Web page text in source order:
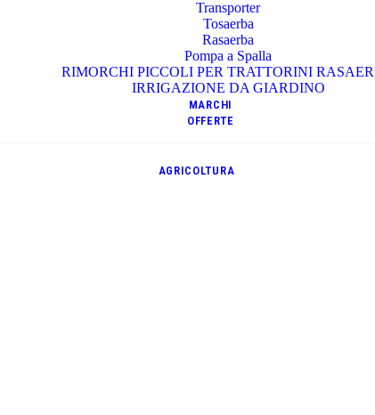
Transporter
Tosaerba
Rasaerba
Pompa a Spalla
RIMORCHI PICCOLI PER TRATTORINI
IRRIGAZIONE DA GIARDINO
MARCHI
OFFERTE
AGRICOLTURA